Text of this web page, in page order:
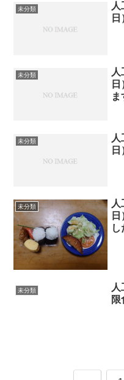
未分類
未分類
ま
未分類
未分類
人
し
未分類
限